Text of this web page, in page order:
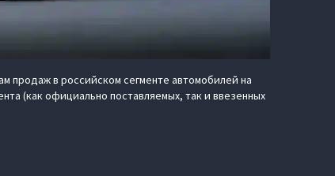
продаж в российском сегменте автомобилей на
(как официально поставляемых, так и ввезенных